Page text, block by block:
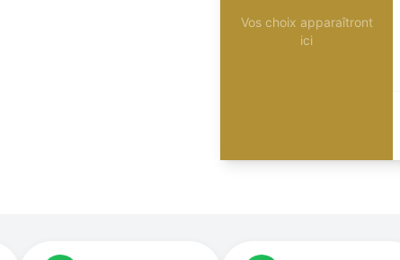
Vos choix apparaîtront
ici